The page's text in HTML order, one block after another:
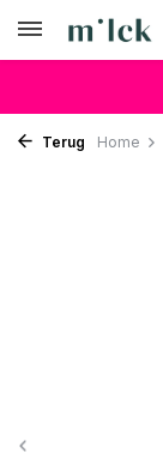
Terug Home